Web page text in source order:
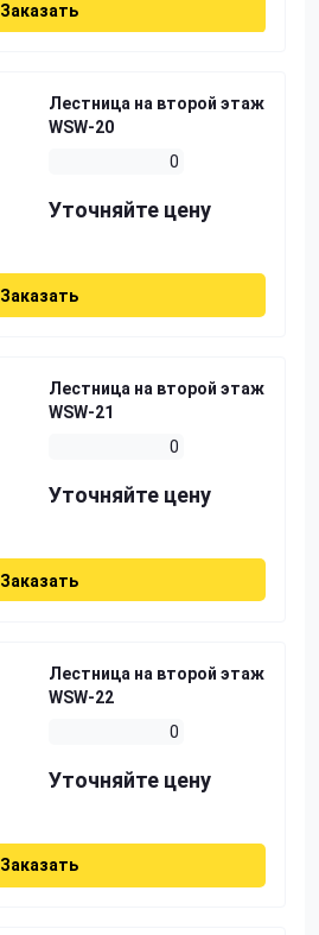
Заказать
Лестница на второй этаж
WSW-20
0
Уточняйте цену
Заказать
Лестница на второй этаж
WSW-21
0
Уточняйте цену
Заказать
Лестница на второй этаж
WSW-22
0
Уточняйте цену
Заказать